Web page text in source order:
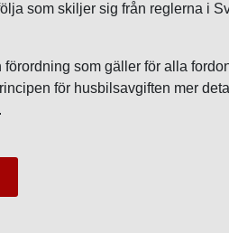
som skiljer sig från reglerna i
förordning som gäller för alla
för husbilsavgiften mer